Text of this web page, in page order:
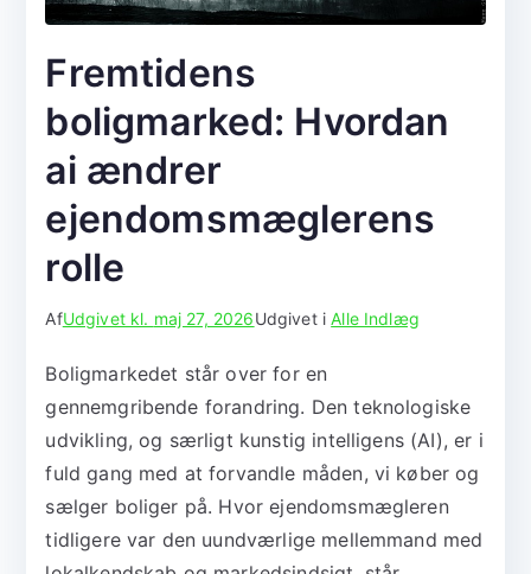
Fremtidens
boligmarked: Hvordan
ai ændrer
ejendomsmæglerens
rolle
AfUdgivet kl. maj 27, 2026Udgivet iAlle Indlæg
Boligmarkedet står over for en
gennemgribende forandring. Den teknologiske
udvikling, og særligt kunstig intelligens (AI), er i
fuld gang med at forvandle måden, vi køber og
sælger boliger på. Hvor ejendomsmægleren
tidligere var den uundværlige mellemmand med